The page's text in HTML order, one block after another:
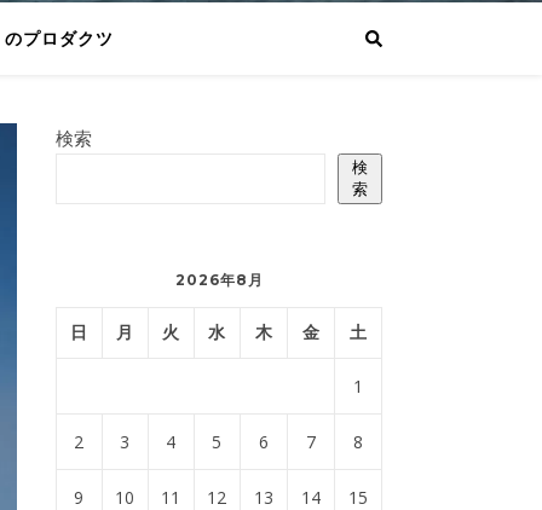
プロダクツ
検索
検
索
2026年8月
日 月 火 水 木 金 土
1
2 3 4 5 6 7 8
9 10 11 12 13 14 15